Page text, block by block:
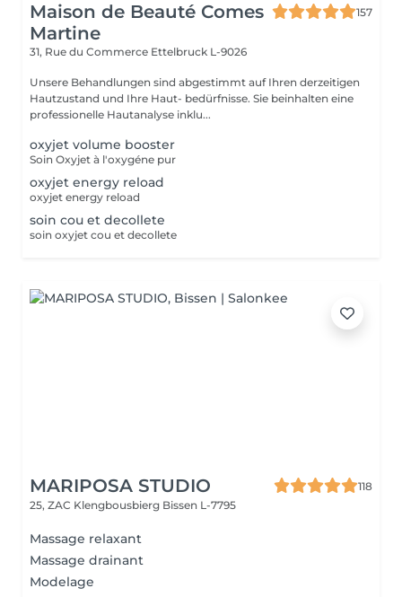
Maison de Beauté Comes
Martine
157
31, Rue du Commerce Ettelbruck L-9026
Unsere Behandlungen sind abgestimmt auf Ihren derzeitigen
Hautzustand und Ihre Haut- bedürfnisse. Sie beinhalten eine
professionelle Hautanalyse inklu...
oxyjet volume booster
Soin Oxyjet à l'oxygéne pur
oxyjet energy reload
oxyjet energy reload
soin cou et decollete
soin oxyjet cou et decollete
MARIPOSA STUDIO
118
25, ZAC Klengbousbierg Bissen L-7795
Massage relaxant
Massage drainant
Modelage